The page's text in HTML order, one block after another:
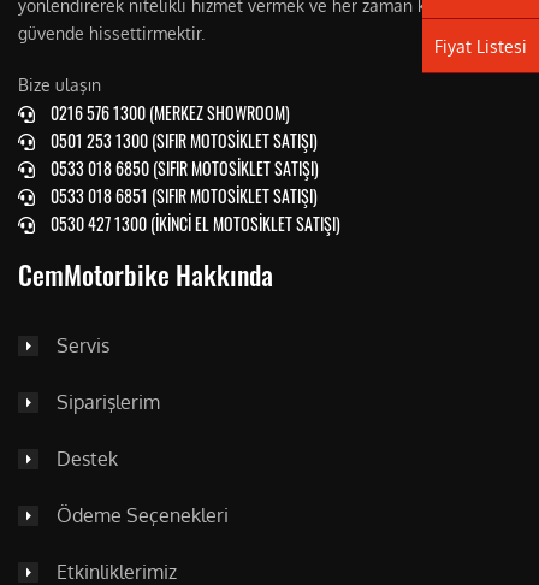
yönlendirerek nitelikli hizmet vermek ve her zaman kendilerini
güvende hissettirmektir.
Bize ulaşın
0216 576 1300 (MERKEZ SHOWROOM)
0501 253 1300 (SIFIR MOTOSİKLET SATIŞI)
0533 018 6850 (SIFIR MOTOSİKLET SATIŞI)
0533 018 6851 (SIFIR MOTOSİKLET SATIŞI)
0530 427 1300 (İKİNCİ EL MOTOSİKLET SATIŞI)
CemMotorbike Hakkında
Servis
Siparişlerim
Destek
Ödeme Seçenekleri
Etkinliklerimiz
Fiyat Listesi